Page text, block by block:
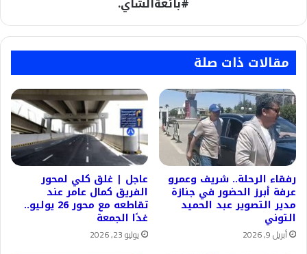
التحقيقات.
مقالات ذات صلة
رفقاء الرحلة.. شريف وعمرو
عرفة أبرز الحضور في جنازة
مدير التصوير عبد الحميد
التوني
أبريل 9, 2026
عاجل | غلق كلي لمحور
الفريق كمال عامر عند
تقاطعه مع محور 26 يوليو..
غدًا الجمعة
يوليو 23, 2026